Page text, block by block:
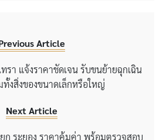
Article
ทรา แจ้งราคาชัดเจน รับขนย้ายฉุกเฉิน
งสิ่งของขนาดเล็กหรือใหญ่
Next Article
ก ระยอง ราคาคุ้มค่า พร้อมตรวจสอบ